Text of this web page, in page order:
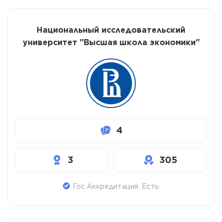
Национальный исследовательский
университет "Высшая школа экономики"
4
3 305
Гос Аккредитация: Есть